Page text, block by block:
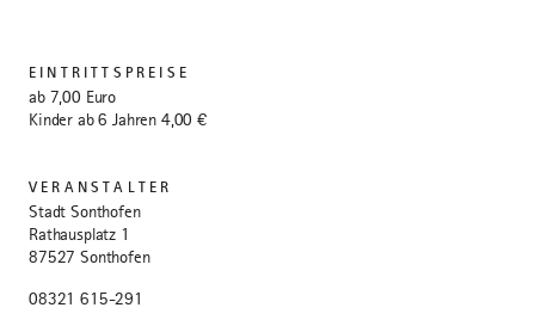
EINTRITTSPREISE
ab 7,00 Euro
Kinder ab 6 Jahren 4,00 €
VERANSTALTER
Stadt Sonthofen
Rathausplatz 1
87527 Sonthofen
08321 615-291